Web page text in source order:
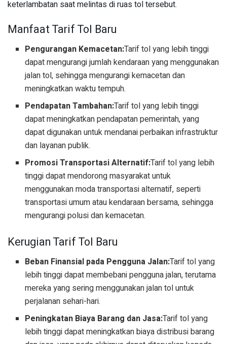
keterlambatan saat melintas di ruas tol tersebut.
Manfaat Tarif Tol Baru
Pengurangan Kemacetan:Tarif tol yang lebih tinggi
dapat mengurangi jumlah kendaraan yang menggunakan
jalan tol, sehingga mengurangi kemacetan dan
meningkatkan waktu tempuh.
Pendapatan Tambahan:Tarif tol yang lebih tinggi
dapat meningkatkan pendapatan pemerintah, yang
dapat digunakan untuk mendanai perbaikan infrastruktur
dan layanan publik.
Promosi Transportasi Alternatif:Tarif tol yang lebih
tinggi dapat mendorong masyarakat untuk
menggunakan moda transportasi alternatif, seperti
transportasi umum atau kendaraan bersama, sehingga
mengurangi polusi dan kemacetan.
Kerugian Tarif Tol Baru
Beban Finansial pada Pengguna Jalan:Tarif tol yang
lebih tinggi dapat membebani pengguna jalan, terutama
mereka yang sering menggunakan jalan tol untuk
perjalanan sehari-hari.
Peningkatan Biaya Barang dan Jasa:Tarif tol yang
lebih tinggi dapat meningkatkan biaya distribusi barang